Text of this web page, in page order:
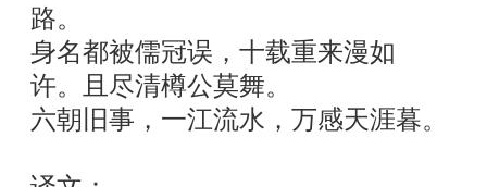
路。
身名都被儒冠误，十载重来漫如
许。且尽清樽公莫舞。
六朝旧事，一江流水，万感天涯暮。